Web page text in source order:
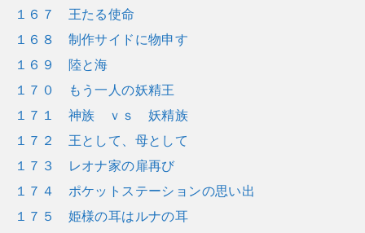
１６７ 王たる使命
１６８ 制作サイドに物申す
１６９ 陸と海
１７０ もう一人の妖精王
１７１ 神族 ｖｓ 妖精族
１７２ 王として、母として
１７３ レオナ家の扉再び
１７４ ポケットステーションの思い出
１７５ 姫様の耳はルナの耳